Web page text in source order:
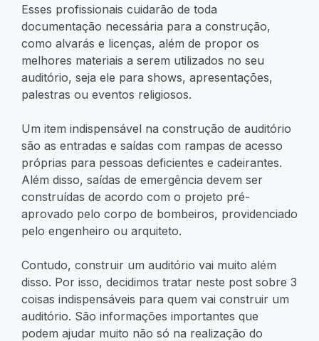
Esses profissionais cuidarão de toda
documentação necessária para a construção,
como alvarás e licenças, além de propor os
melhores materiais a serem utilizados no seu
auditório, seja ele para shows, apresentações,
palestras ou eventos religiosos.
Um item indispensável na construção de auditório
são as entradas e saídas com rampas de acesso
próprias para pessoas deficientes e cadeirantes.
Além disso, saídas de emergência devem ser
construídas de acordo com o projeto pré-
aprovado pelo corpo de bombeiros, providenciado
pelo engenheiro ou arquiteto.
Contudo, construir um auditório vai muito além
disso. Por isso, decidimos tratar neste post sobre 3
coisas indispensáveis para quem vai construir um
auditório. São informações importantes que
podem ajudar muito não só na realização do